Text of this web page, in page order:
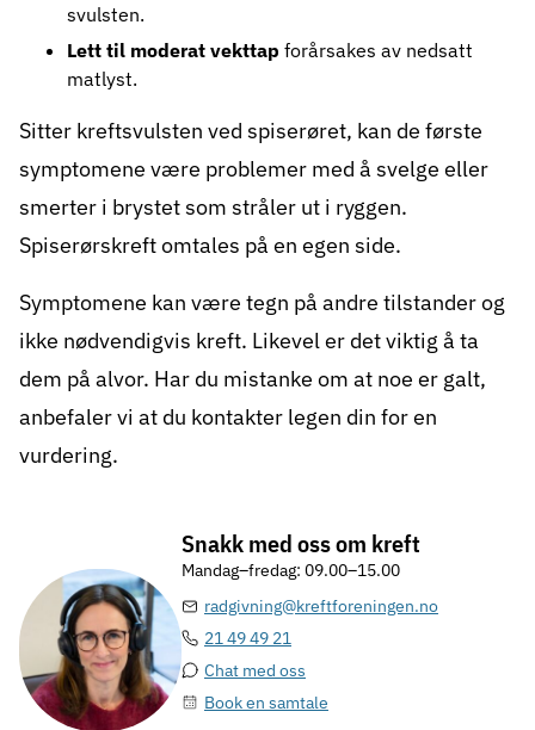
svulsten.
Lett til moderat vekttap forårsakes av nedsatt
matlyst.
Sitter kreftsvulsten ved spiserøret, kan de første
symptomene være problemer med å svelge eller
smerter i brystet som stråler ut i ryggen.
Spiserørskreft omtales på en egen side.
Symptomene kan være tegn på andre tilstander og
ikke nødvendigvis kreft. Likevel er det viktig å ta
dem på alvor. Har du mistanke om at noe er galt,
anbefaler vi at du kontakter legen din for en
vurdering.
Snakk med oss om kreft
Mandag–fredag: 09.00–15.00
radgivning@kreftforeningen.no
21 49 49 21
Chat med oss
Book en samtale